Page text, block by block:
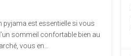
pyjama est essentielle si vous
sommeil confortable bien au
vous en…